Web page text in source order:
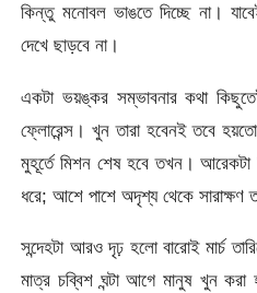
কিন্তু মনোবল ভাঙতে দিচ্ছে না।
দেখে ছাড়বে না।
একটা ভয়ঙ্কর সম্ভাবনার কথা
ফ্লোরেন্স। খুন তারা হবেনই তবে
মুহূর্তে মিশন শেষ হবে তখন। আরেকটা
ধরে; আশে পাশে অদৃশ্য থেকে সারাক্ষণ
সন্দেহটা আরও দৃঢ় হলো বারোই মার্চ
মাত্র চব্বিশ ঘন্টা আগে মানুষ খুন